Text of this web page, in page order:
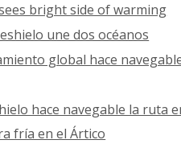
bright side of warming
une dos océanos
global hace
hace navegable la ruta
fría en el Ártico